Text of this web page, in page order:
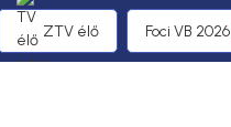
ZTV élő Foci VB 2026